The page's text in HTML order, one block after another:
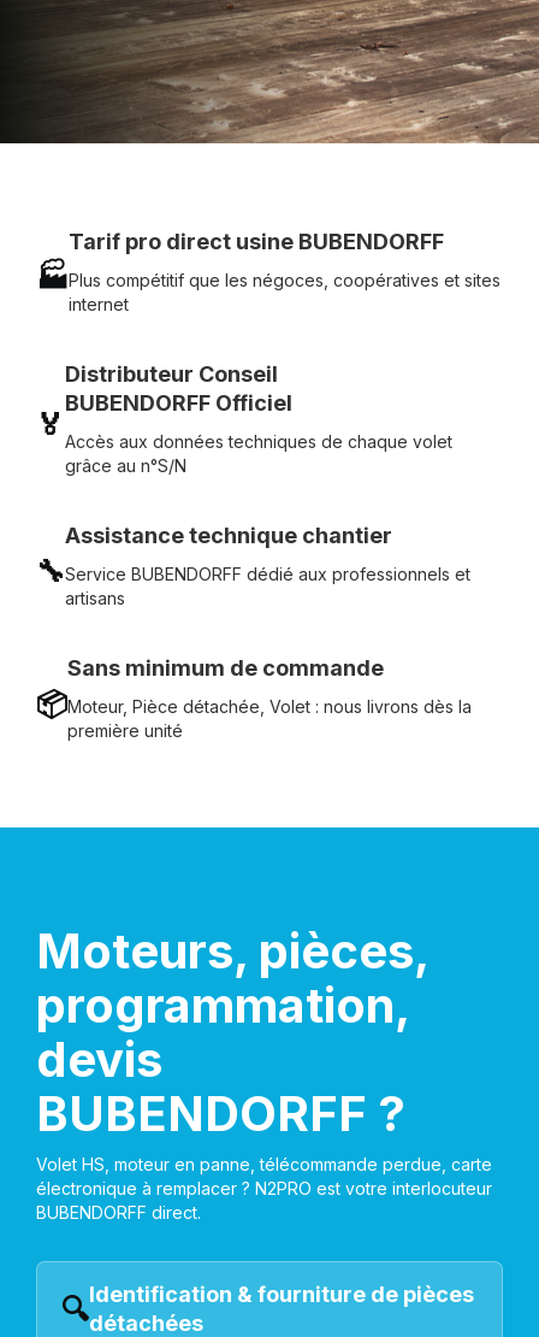
Voir tous nos produits
🏭
Tarif pro direct usine BUBENDORFF
Plus compétitif que les négoces, coopératives et sites
internet
🏅
Distributeur Conseil
BUBENDORFF Officiel
Accès aux données techniques de chaque volet
grâce au n°S/N
🔧
Assistance technique chantier
Service BUBENDORFF dédié aux professionnels et
artisans
📦
Sans minimum de commande
Moteur, Pièce détachée, Volet : nous livrons dès la
première unité
Moteurs, pièces,
programmation,
devis
BUBENDORFF ?
Volet HS, moteur en panne, télécommande perdue, carte
électronique à remplacer ? N2PRO est votre interlocuteur
BUBENDORFF direct.
🔍Identification & fourniture de pièces
détachées